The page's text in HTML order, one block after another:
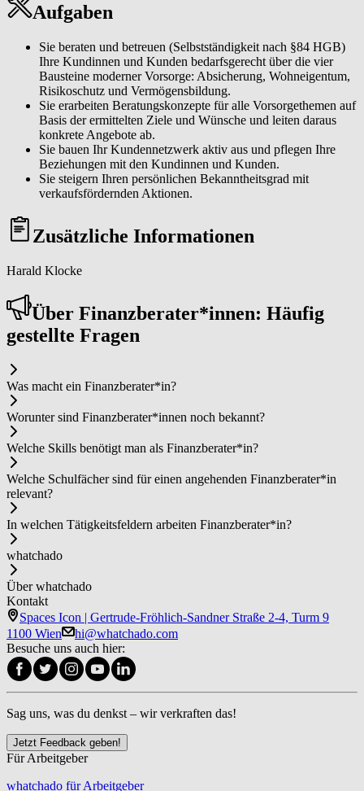
Aufgaben
Sie beraten und betreuen (Selbstständigkeit nach §84 HGB)
Ihre Kundinnen und Kunden bedarfsgerecht über die vier
Bausteine moderner Vorsorge: Absicherung, Wohneigentum,
Risikoschutz und Vermögensbildung.
Sie erarbeiten Beratungskonzepte für alle Vorsorgethemen auf
Basis der ermittelten Ziele und Wünsche und leiten daraus
konkrete Angebote ab.
Sie bauen Ihr Kundennetzwerk aktiv aus und pflegen Ihre
Beziehungen mit den Kundinnen und Kunden.
Sie steigern Ihren persönlichen Bekanntheitsgrad mit
verkaufsfördernden Aktionen.
Zusätzliche Informationen
Harald Klocke
Über Fi­nanz­be­ra­ter*in­nen: Häufig
gestellte Fragen
Was macht ein Fi­nanz­be­ra­ter*in?
Worunter sind Fi­nanz­be­ra­ter*in­nen noch bekannt?
Welche Skills benötigt man als Fi­nanz­be­ra­ter*in?
Welche Schulfächer sind für einen angehenden Fi­nanz­be­ra­ter*in
relevant?
In welchen Tätigkeitsfeldern arbeiten Fi­nanz­be­ra­ter*in?
whatchado
Über whatchado
Kontakt
Spaces Icon | Gertrude-Fröhlich-Sandner Straße 2-4, Turm 9
1100 Wien
hi@whatchado.com
Besuche uns auch hier:
Sag uns, was du denkst – wir verkraften das!
Jetzt Feedback geben!
Für Arbeitgeber
whatchado für Arbeitgeber